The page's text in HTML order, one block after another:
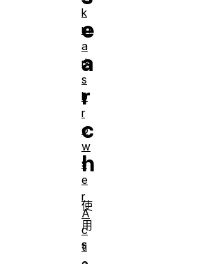
e
a
r
c
h
使
用
s
k
m
a
rk
s
b
r
o
w
s
e
r
A
c
ti